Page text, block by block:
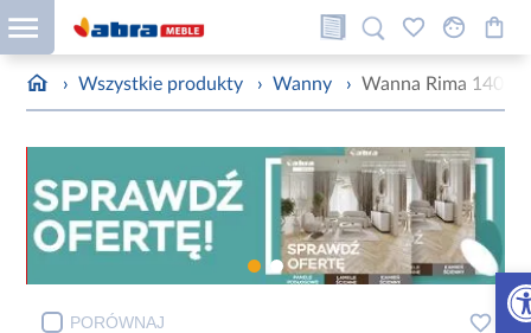
› Wszystkie produkty › Wanny › Wanna Rima 140/
PORÓWNAJ